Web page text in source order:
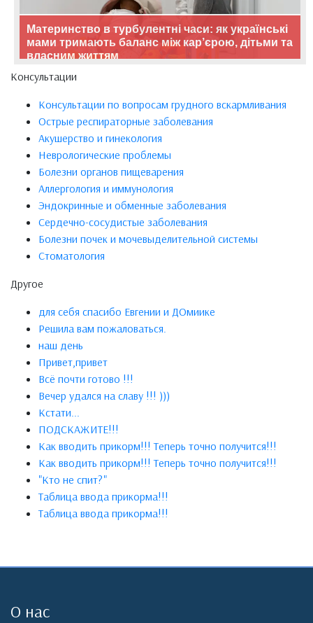
Материнство в турбулентні часи: як українські
мами тримають баланс між кар’єрою, дітьми та
власним життям
Консультации
Консультации по вопросам грудного вскармливания
Острые респираторные заболевания
Акушерство и гинекология
Неврологические проблемы
Болезни органов пищеварения
Аллергология и иммунология
Эндокринные и обменные заболевания
Сердечно-сосудистые заболевания
Болезни почек и мочевыделительной системы
Стоматология
Другое
для себя спасибо Евгении и ДОмиике
Решила вам пожаловаться.
наш день
Привет,привет
Всё почти готово !!!
Вечер удался на славу !!! )))
Кстати...
ПОДСКАЖИТЕ!!!
Как вводить прикорм!!! Теперь точно получится!!!
Как вводить прикорм!!! Теперь точно получится!!!
"Кто не спит?"
Таблица ввода прикорма!!!
Таблица ввода прикорма!!!
О нас